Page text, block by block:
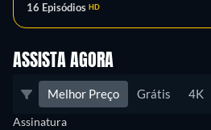
16 Episódios HD
ASSISTA AGORA
Melhor Preço Grátis 4K
Assinatura